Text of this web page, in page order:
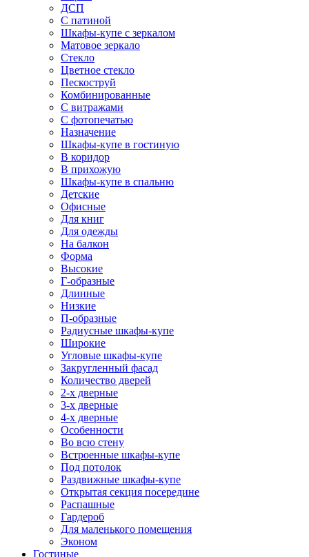
ДСП
С патиной
Шкафы-купе с зеркалом
Матовое зеркало
Стекло
Цветное стекло
Пескоструй
Комбинированные
С витражами
С фотопечатью
Назначение
Шкафы-купе в гостиную
В коридор
В прихожую
Шкафы-купе в спальню
Детские
Офисные
Для книг
Для одежды
На балкон
Форма
Высокие
Г-образные
Длинные
Низкие
П-образные
Радиусные шкафы-купе
Широкие
Угловые шкафы-купе
Закругленный фасад
Количество дверей
2-х дверные
3-х дверные
4-х дверные
Особенности
Во всю стену
Встроенные шкафы-купе
Под потолок
Раздвижные шкафы-купе
Открытая секция посередине
Распашные
Гардероб
Для маленького помещения
Эконом
Гостиные